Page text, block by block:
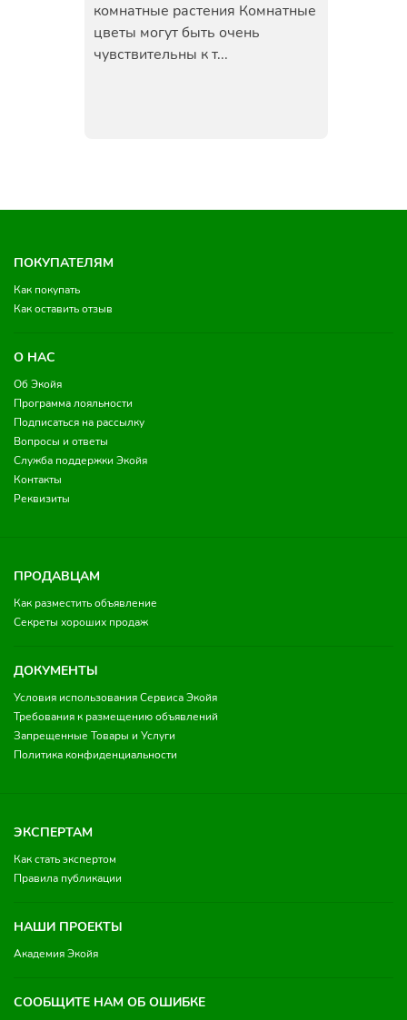
комнатные растения Комнатные
цветы могут быть очень
чувствительны к т...
ПОКУПАТЕЛЯМ
Как покупать
Как оставить отзыв
О НАС
Об Экойя
Программа лояльности
Подписаться на рассылку
Вопросы и ответы
Служба поддержки Экойя
Контакты
Реквизиты
ПРОДАВЦАМ
Как разместить объявление
Секреты хороших продаж
ДОКУМЕНТЫ
Условия использования Сервиса Экойя
Требования к размещению объявлений
Запрещенные Товары и Услуги
Политика конфиденциальности
ЭКСПЕРТАМ
Как стать экспертом
Правила публикации
НАШИ ПРОЕКТЫ
Академия Экойя
СООБЩИТЕ НАМ ОБ ОШИБКЕ